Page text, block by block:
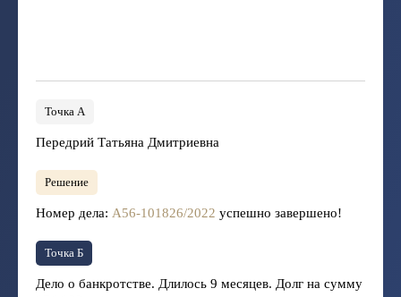
Точка А
Передрий Татьяна Дмитриевна
Решение
Номер дела: А56-101826/2022 успешно завершено!
Точка Б
Дело о банкротстве. Длилось 9 месяцев. Долг на сумму